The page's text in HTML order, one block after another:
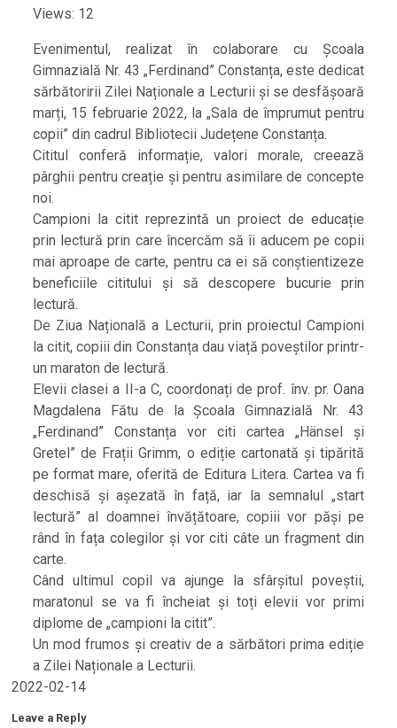
Views: 12
Evenimentul, realizat în colaborare cu Școala
Gimnazială Nr. 43 „Ferdinand” Constanța, este dedicat
sărbătoririi Zilei Naționale a Lecturii și se desfășoară
marți, 15 februarie 2022, la „Sala de împrumut pentru
copii” din cadrul Bibliotecii Județene Constanța.
Cititul conferă informație, valori morale, creează
pârghii pentru creație și pentru asimilare de concepte
noi.
Campioni la citit reprezintă un proiect de educație
prin lectură prin care încercăm să îi aducem pe copii
mai aproape de carte, pentru ca ei să conștientizeze
beneficiile cititului și să descopere bucurie prin
lectură.
De Ziua Națională a Lecturii, prin proiectul Campioni
la citit, copiii din Constanța dau viață poveștilor printr-
un maraton de lectură.
Elevii clasei a II-a C, coordonați de prof. înv. pr. Oana
Magdalena Fătu de la Școala Gimnazială Nr. 43
„Ferdinand” Constanța vor citi cartea „Hänsel și
Gretel” de Frații Grimm, o ediție cartonată și tipărită
pe format mare, oferită de Editura Litera. Cartea va fi
deschisă și așezată în față, iar la semnalul „start
lectură” al doamnei învățătoare, copiii vor păși pe
rând în fața colegilor și vor citi câte un fragment din
carte.
Când ultimul copil va ajunge la sfârșitul poveștii,
maratonul se va fi încheiat și toți elevii vor primi
diplome de „campioni la citit”.
Un mod frumos și creativ de a sărbători prima ediție
a Zilei Naționale a Lecturii.
2022-02-14
Leave a Reply